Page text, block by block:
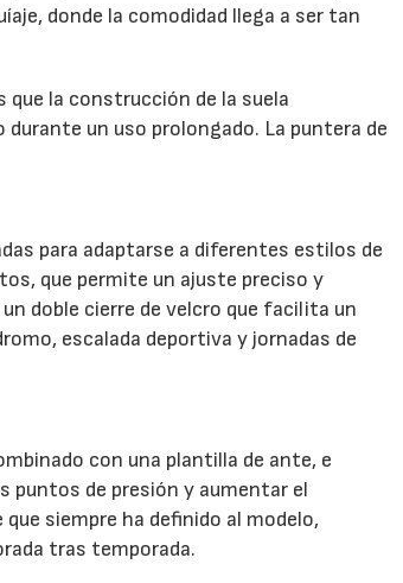
donde la comodidad llega a ser tan
la construcción de la suela
un uso prolongado. La puntera de
para adaptarse a diferentes estilos de
que permite un ajuste preciso y
doble cierre de velcro que facilita un
escalada deportiva y jornadas de
con una plantilla de ante, e
puntos de presión y aumentar el
siempre ha definido al modelo,
tras temporada.